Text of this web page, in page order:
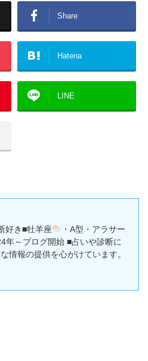
Share
Hatena
LINE
好き■牡羊座
・A型・アラサー
年～ブログ開始 ■占いや診断に
情報の提供を心がけています。